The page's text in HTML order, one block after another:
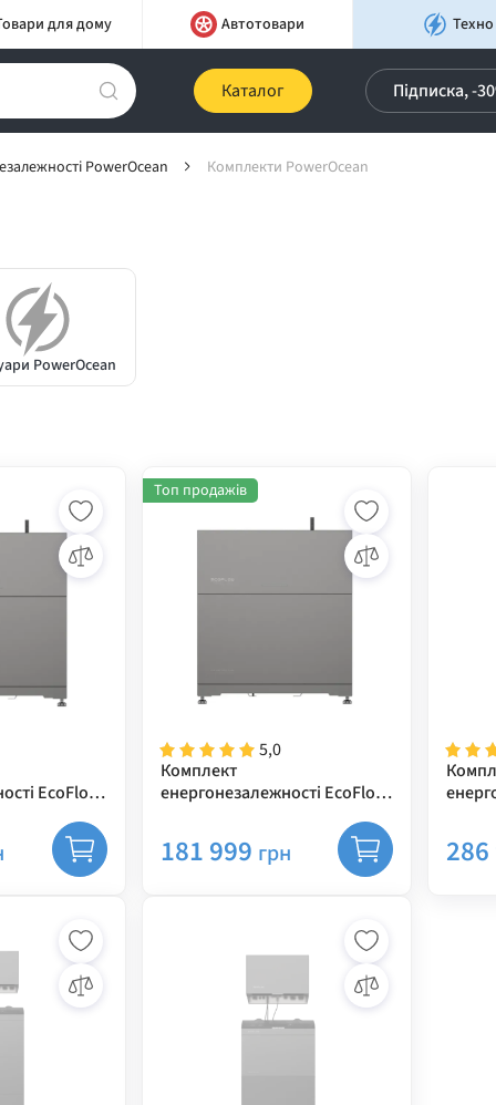
для дому Автотовари Техно
Каталог Підписка, -
PowerOcean Комплекти PowerOcean
PowerOcean
EcoFlow
6 кВт)
5,0
Комплект
енергонезалежності EcoFlow
(однофазний інвертор 5 кВт)
Топ продажів
181 999 грн